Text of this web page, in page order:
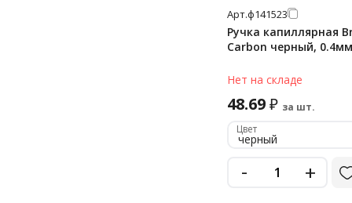
Арт.ф141523
Ручка капиллярная
Carbon черный, 0.4мм
Нет на складе
48.69₽ за шт.
Цвет
черный
- +